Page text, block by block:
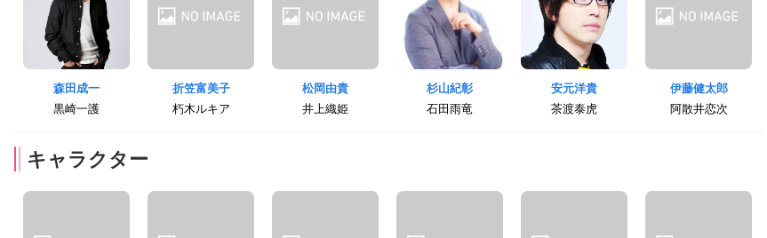
森田成一
黒崎一護
折笠富美子
朽木ルキア
松岡由貴
井上織姫
杉山紀彰
石田雨竜
安元洋貴
茶渡泰虎
伊藤健太郎
阿散井恋次
キャラクター